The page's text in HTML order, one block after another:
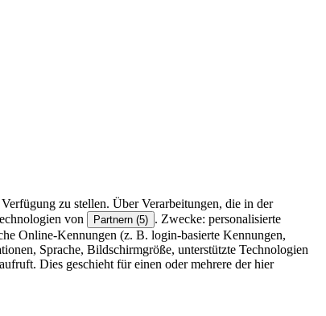
zu stellen. Über Verarbeitungen, die in der
von Partnern (5) . Zwecke: personalisierte
Online-Kennungen (z. B. login-basierte Kennungen,
Sprache, Bildschirmgröße, unterstützte Technologien
Dies geschieht für einen oder mehrere der hier